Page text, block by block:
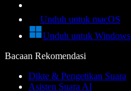
Unduh untuk macOS
Unduh untuk Windows
Bacaan Rekomendasi
Dikte & Pengetikan Suara
Asisten Suara AI